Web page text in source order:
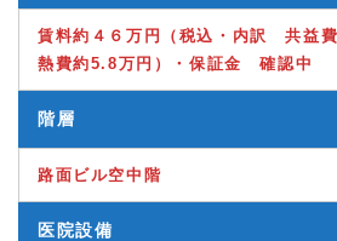
賃料約４６万円（税込・内訳 共益
熱費約5.8万円）・保証金 確認中
階層
路面ビル空中階
医院設備